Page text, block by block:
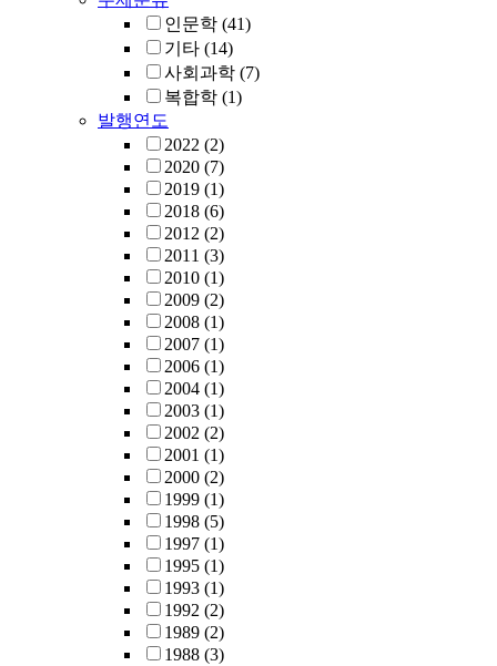
인문학 (41)
기타 (14)
사회과학 (7)
복합학 (1)
발행연도
2022 (2)
2020 (7)
2019 (1)
2018 (6)
2012 (2)
2011 (3)
2010 (1)
2009 (2)
2008 (1)
2007 (1)
2006 (1)
2004 (1)
2003 (1)
2002 (2)
2001 (1)
2000 (2)
1999 (1)
1998 (5)
1997 (1)
1995 (1)
1993 (1)
1992 (2)
1989 (2)
1988 (3)